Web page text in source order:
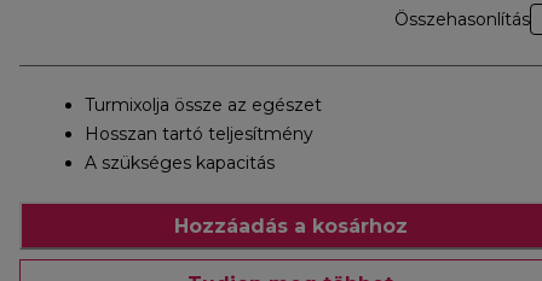
Összehasonlítás
Turmixolja össze az egészet
Hosszan tartó teljesítmény
A szükséges kapacitás
Hozzáadás a kosárhoz